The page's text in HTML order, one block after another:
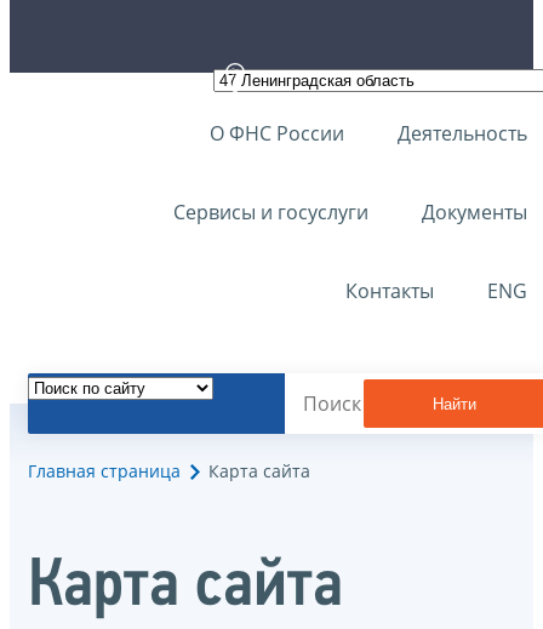
О ФНС России Деятельность
Сервисы и госуслуги Документы
Контакты ENG
Найти
Главная страница Карта сайта
Карта сайта